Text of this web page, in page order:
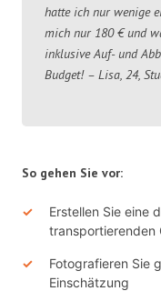
hatte ich nur wenige
mich nur 180 € und
inklusive Auf- und
Budget! – Lisa, 24,
So gehen Sie vor:
Erstellen Sie eine
transportierenden
Fotografieren Sie
Einschätzung